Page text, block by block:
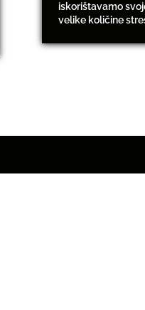
iskorištavamo
velike količine